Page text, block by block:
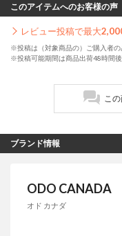
このアイテムへのお客様の声
レビュー投稿で最大
※投稿は（対象商品の）ご購入者の
※投稿可能期間は商品出荷48時間
こ
ブランド情報
ODO CANADA
オド カナダ